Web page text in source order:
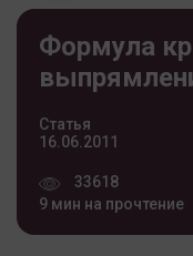
Формула
Статья
16.06.2011
33618
9 мин на прочтение